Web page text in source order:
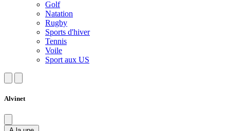
Golf
Natation
Rugby
Sports d'hiver
Tennis
Voile
Sport aux US
Alvinet